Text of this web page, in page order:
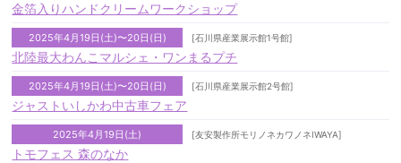
金箔入りハンドクリームワークショップ
2025年4月19日(土)〜20日(日) [石川県産業展示館1号館]
北陸最大わんこマルシェ・ワンまるプチ
2025年4月19日(土)〜20日(日) [石川県産業展示館2号館]
ジャストいしかわ中古車フェア
2025年4月19日(土) [友安製作所モリノネカワノネIWAYA]
トモフェス 森のなか